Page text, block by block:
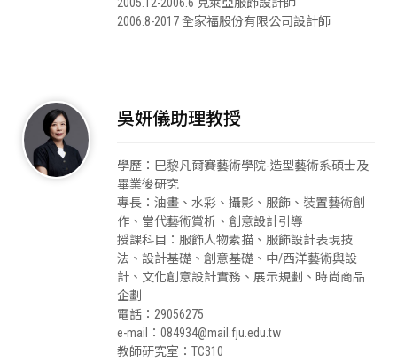
2006.8-2017 全家福股份有限公司設計師
吳妍儀助理教授
學歷：巴黎凡爾賽藝術學院-造型藝術系碩士及
畢業後研究
專長：油畫、水彩、攝影、服飾、裝置藝術創
作、當代藝術賞析、創意設計引導
授課科目：服飾人物素描、服飾設計表現技
法、設計基礎、創意基礎、中/西洋藝術與設
計、文化創意設計實務、展示規劃、時尚商品
企劃
電話：29056275
e-mail：084934@mail.fju.edu.tw
教師研究室：TC310